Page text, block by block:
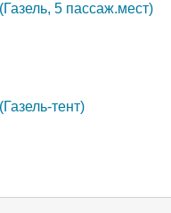
5 пассаж.мест)
тент)